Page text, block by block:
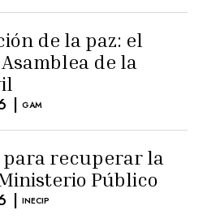
de la paz: el
de la
| GAM
para recuperar la
Público
| INECIP